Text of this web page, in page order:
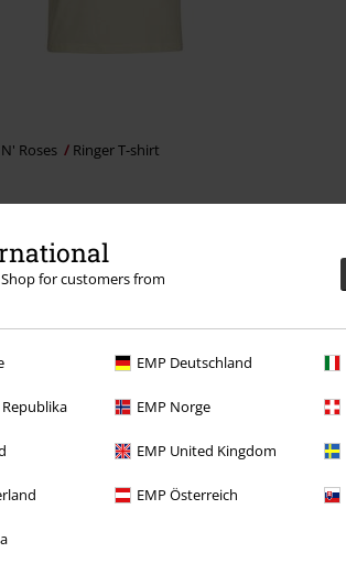
for customers from
EMP Deutschland
Republika EMP Norge
EMP United Kingdom
EMP Österreich
Roses Ringer T-shirt
i vår BACKSTAGE CLUB